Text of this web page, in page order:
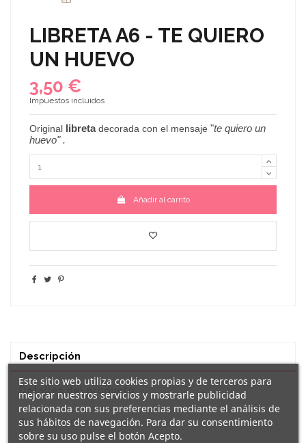
LIBRETA A6 - TE QUIERO
UN HUEVO
3,50 €
Impuestos incluidos
Original libretadecorada con el mensaje "te quiero un
huevo" .
Añadir al carrito
Descripción
Detalles del producto
Reseñas(0)
Este sitio web utiliza cookies propias y de terceros para
mejorar nuestros servicios y mostrarle publicidad
relacionada con sus preferencias mediante el análisis de
sus hábitos de navegación. Para dar su consentimiento
sobre su uso pulse el botón Acepto.